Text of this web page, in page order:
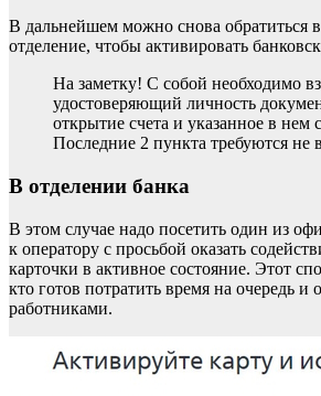
В дальнейшем можно снова обратиться в
отделение, чтобы активировать
На заметку! С собой необходимо
удостоверяющий личность
открытие счета и указанное в нем
Последние 2 пункта требуются не
В отделении банка
В этом случае надо посетить один из
к оператору с просьбой оказать
карточки в активное состояние. Этот
кто готов потратить время на очередь и
работниками.